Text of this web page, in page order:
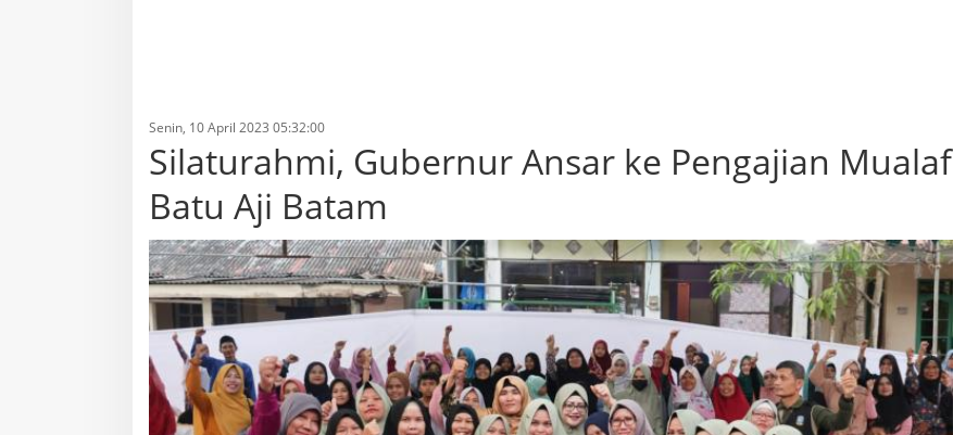
Senin, 10 April 2023 05:32:00
Silaturahmi, Gubernur Ansar ke Pengajian Mualaf
Batu Aji Batam